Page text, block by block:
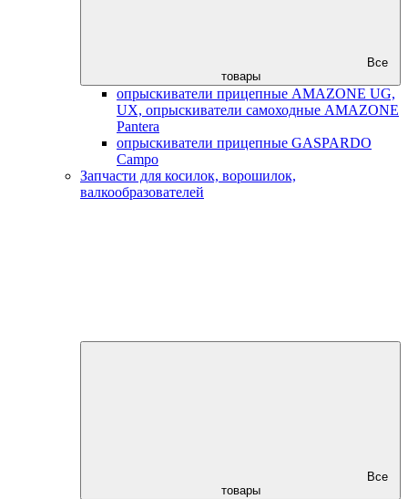
Все
товары
опрыскиватели прицепные AMAZONE UG,
UX, опрыскиватели самоходные AMAZONE
Pantera
опрыскиватели прицепные GASPARDO
Campo
Запчасти для косилок, ворошилок,
валкообразователей
Все
товары